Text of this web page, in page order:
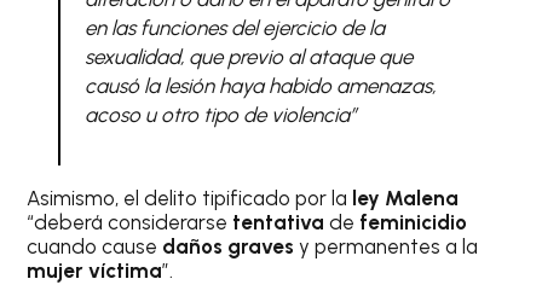
en las funciones del ejercicio de la
sexualidad, que previo al ataque que
causó la lesión haya habido amenazas,
acoso u otro tipo de violencia”
Asimismo, el delito tipificado por la ley Malena
“deberá considerarse tentativade feminicidio
cuando cause daños gravesy permanentes a la
mujer víctima”.